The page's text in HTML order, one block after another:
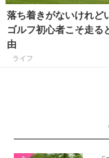
落ち着きがないけれど
ゴルフ初心者こそ走る
由
ライフ